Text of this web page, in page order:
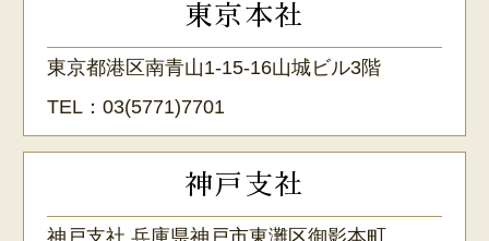
東京本社
東京都港区南青山1-15-16山城ビル3階
TEL：03(5771)7701
神戸支社
神戸支社 兵庫県神戸市東灘区御影本町